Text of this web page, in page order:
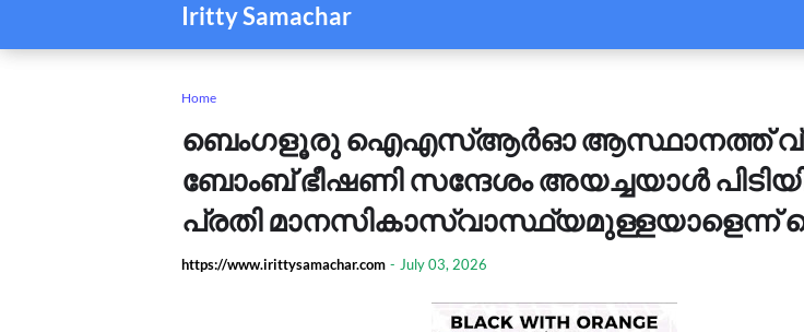
Iritty Samachar
Home
ബെം​ഗളൂരു ഐഎസ്ആർഓ ആസ്ഥാനത്ത്
ബോംബ് ഭീഷണി സന്ദേശം അയച്ചയാൾ
പ്രതി മാനസികാസ്വാസ്ഥ്യമുള്ളയാളെന്ന്
https://www.irittysamachar.com - July 03, 2026